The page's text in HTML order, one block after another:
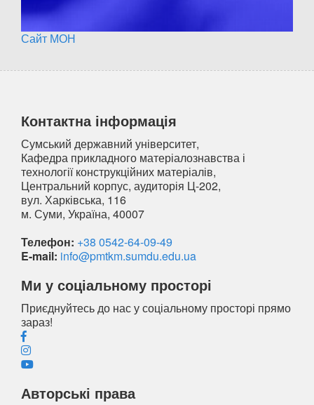
Сайт МОН
Контактна інформація
Сумський державний університет,
Кафедра прикладного матеріалознавства і
технології конструкційних матеріалів,
Центральний корпус, аудиторія Ц-202,
вул. Харківська, 116
м. Суми, Україна, 40007
Телефон: +38 0542-64-09-49
E-mail: info@pmtkm.sumdu.edu.ua
Ми у соціальному просторі
Приєднуйтесь до нас у соціальному просторі прямо
зараз!
Авторські права